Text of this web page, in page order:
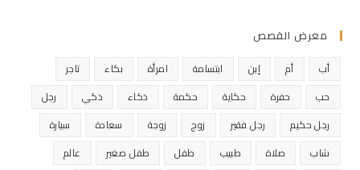
معرض القصص
أب أم إبن ابتسامة امرأة بكاء
تاجر
حب
حفرة حكاية حكمة ذكاء ذكي
رجل
رجل حكيم
رجل فقير زوج زوجة سعادة
سيارة
شاب
صلاة طبيب طفل طفل صغير
عالم